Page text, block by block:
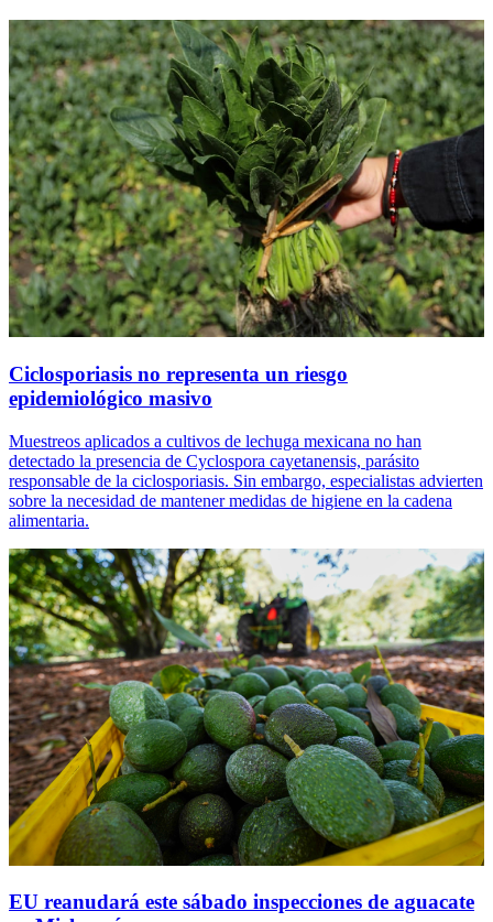
Ciclosporiasis no representa un riesgo
epidemiológico masivo
Muestreos aplicados a cultivos de lechuga mexicana no han
detectado la presencia de Cyclospora cayetanensis, parásito
responsable de la ciclosporiasis. Sin embargo, especialistas advierten
sobre la necesidad de mantener medidas de higiene en la cadena
alimentaria.
EU reanudará este sábado inspecciones de aguacate